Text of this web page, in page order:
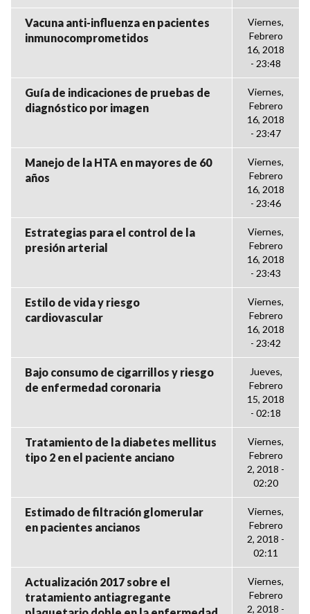
Vacuna anti-influenza en pacientes
inmunocomprometidos
Viernes,
Febrero
16, 2018
- 23:48
Guía de indicaciones de pruebas de
diagnóstico por imagen
Viernes,
Febrero
16, 2018
- 23:47
Manejo de la HTA en mayores de 60
años
Viernes,
Febrero
16, 2018
- 23:46
Estrategias para el control de la
presión arterial
Viernes,
Febrero
16, 2018
- 23:43
Estilo de vida y riesgo
cardiovascular
Viernes,
Febrero
16, 2018
- 23:42
Bajo consumo de cigarrillos y riesgo
de enfermedad coronaria
Jueves,
Febrero
15, 2018
- 02:18
Tratamiento de la diabetes mellitus
tipo 2 en el paciente anciano
Viernes,
Febrero
2, 2018 -
02:20
Estimado de filtración glomerular
en pacientes ancianos
Viernes,
Febrero
2, 2018 -
02:11
Actualización 2017 sobre el
tratamiento antiagregante
Viernes,
Febrero
2, 2018 -